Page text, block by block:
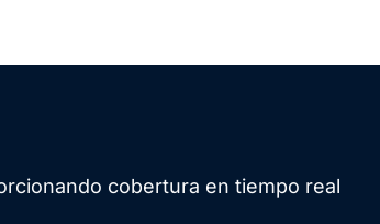
cobertura en tiempo real